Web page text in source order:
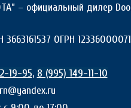
– официальный дилер
3663161537 ОГРН
19-95, 8 (995) 149-11-10